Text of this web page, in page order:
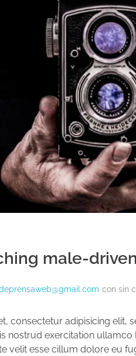
male-
con sin
consectetur adipisicing elit,
nostrud exercitation
velit esse cillum dolore eu